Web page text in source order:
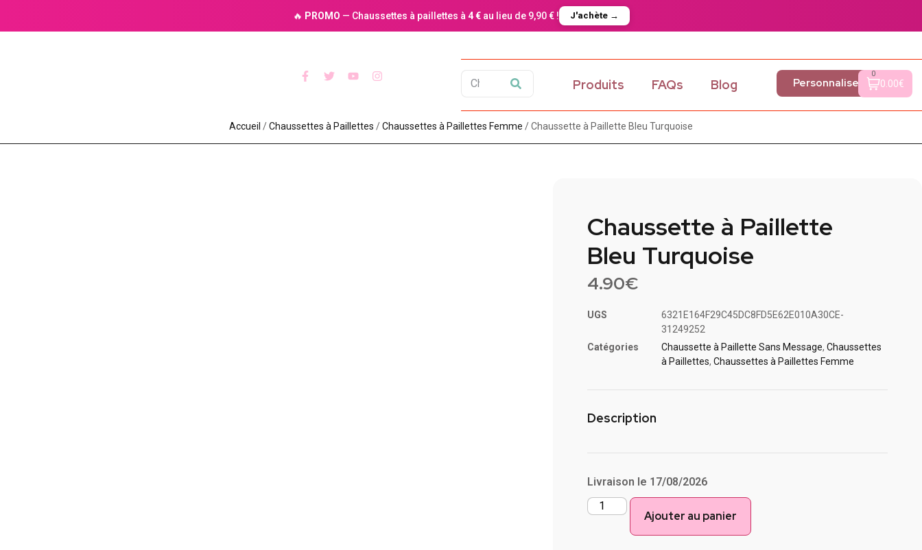
🔥 PROMO — Chaussettes à paillettes à 4 €au lieu de 9,90 € ! J'achète →
Produits FAQs Blog Personnaliser
0
0.00€
Accueil /Chaussettes à Paillette​s /Chaussettes à Paillettes Femme / Chaussette à Paillette Bleu Turquoise
Chaussette à Paillette
Bleu Turquoise
4.90€
UGS
6321E164F29C45DC8FD5E62E010A30CE-
31249252
Catégories
Chaussette à Paillette Sans Message,Chaussettes
à Paillette​s,Chaussettes à Paillettes Femme
Description
Livraison le 17/08/2026
Ajouter au panier